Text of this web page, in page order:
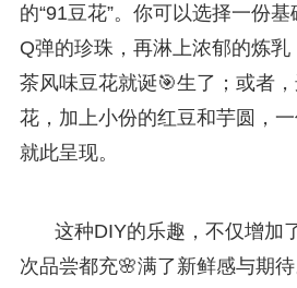
的“91豆花”。你可以选择一份
Q弹的珍珠，再淋上浓郁的炼
茶风味豆花就诞🎯生了；或者
花，加上小份的红豆和芋圆，
就此呈现。
这种DIY的乐趣，不仅增加
次品尝都充🌸满了新鲜感与期待